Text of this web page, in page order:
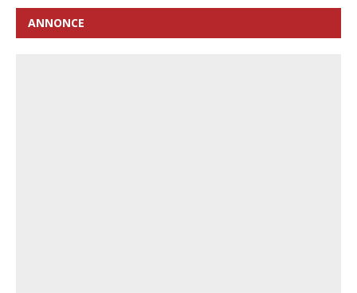
ANNONCE